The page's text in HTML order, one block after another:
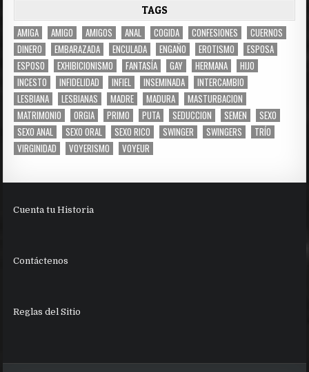
TAGS
AMIGA AMIGO AMIGOS ANAL COGIDA CONFESIONES
CUERNOS
DINERO
EMBARAZADA ENCULADA ENGAÑO EROTISMO
ESPOSA
ESPOSO
EXHIBICIONISMO FANTASÍA GAY HERMANA
HIJO
INCESTO
INFIDELIDAD INFIEL INSEMINADA
INTERCAMBIO
LESBIANA
LESBIANAS MADRE MADURA
MASTURBACION
MATRIMONIO
ORGIA PRIMO PUTA SEDUCCION SEMEN
SEXO
SEXO ANAL
SEXO ORAL SEXO RICO SWINGER SWINGERS
TRÍO
VIRGINIDAD
VOYERISMO VOYEUR
Cuenta tu Historia
Contáctenos
Reglas del Sitio